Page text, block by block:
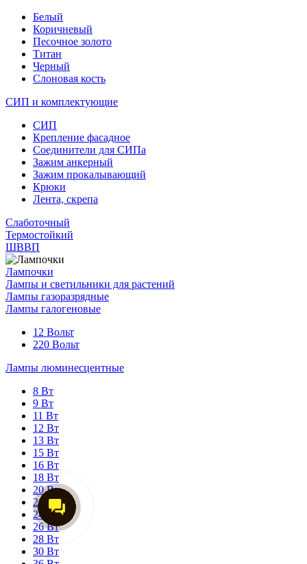
Белый
Коричневый
Песочное золото
Титан
Черный
Слоновая кость
СИП и комплектующие
СИП
Крепление фасадное
Соединители для СИПа
Зажим анкерный
Зажим прокалывающий
Крюки
Лента, скрепа
Слаботочный
Термостойкий
ШВВП
Лампочки
Лампы и светильники для растений
Лампы газоразрядные
Лампы галогеновые
12 Вольт
220 Вольт
Лампы люминесцентные
8 Вт
9 Вт
11 Вт
12 Вт
13 Вт
15 Вт
16 Вт
18 Вт
20 Вт
21 Вт
24 Вт
26 Вт
28 Вт
30 Вт